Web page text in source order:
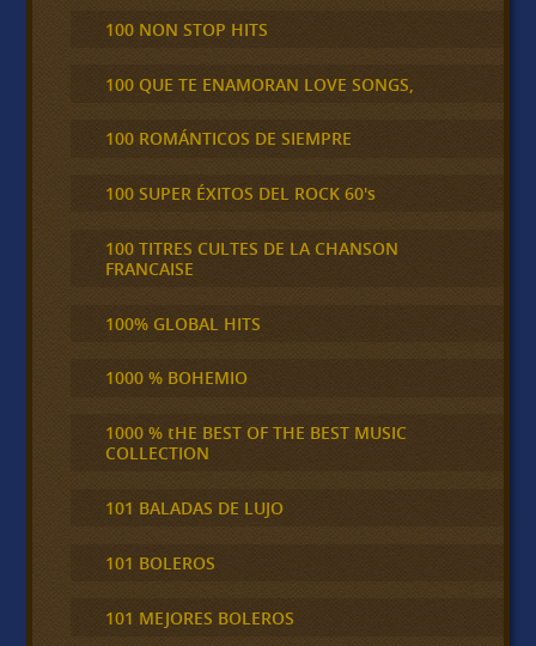
100 NON STOP HITS
100 QUE TE ENAMORAN LOVE SONGS,
100 ROMÁNTICOS DE SIEMPRE
100 SUPER ÉXITOS DEL ROCK 60's
100 TITRES CULTES DE LA CHANSON
FRANCAISE
100% GLOBAL HITS
1000 % BOHEMIO
1000 % tHE BEST OF THE BEST MUSIC
COLLECTION
101 BALADAS DE LUJO
101 BOLEROS
101 MEJORES BOLEROS